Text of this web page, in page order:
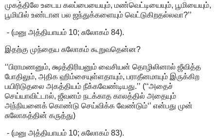
முகத்திலே உடைய கலப்பையையும், மண்வெட்டியையும், பூமியையும்,
பூமியில் உண்டான பல ஜந்துக்களையும் வெட்டுகிறதல்லவா?’’
- (மனு அத்தியாயம் 10; சுலோகம் 84).
இதற்கு முந்தைய சுலோகம் கூறுவதென்ன?
‘‘பிராமணனும், க்ஷத்திரியனும் வைசியன் தொழிலினால் ஜீவித்த
போதிலும், அதிக ஹிம்சையுள்ளதாயும், பராதீனமாயும் இருக்கிற
பயிரிடுதலை அகத்தியம் நீக்கவேண்டியது.’’ (‘‘அதைச்
செய்யாவிட்டால், ஜீவனம் நடக்காத காலத்தில் அதையும்
அந்நியனைக் கொண்டு செய்விக்க வேண்டும்‘’ என்பது முன்
சுலோகத்தின் கருத்து)
- (மனு அத்தியாயம் 10; சுலோகம் 83).